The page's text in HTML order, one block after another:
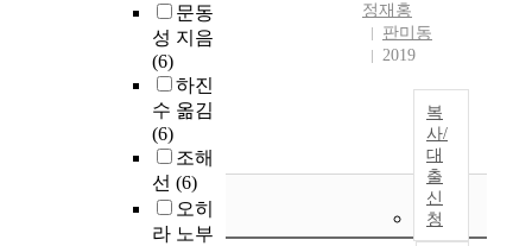
문동
성 지음
(6)
하진
수 옮김
(6)
조해
선 (6)
오히
라 노부
정재홍
판미동
2019
복
사/
대
출
신
청